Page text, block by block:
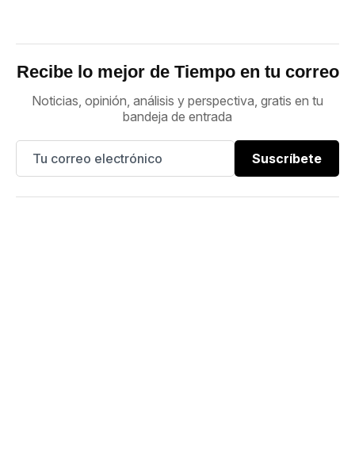
Recibe lo mejor de Tiempo en tu correo
Noticias, opinión, análisis y perspectiva, gratis en tu
bandeja de entrada
Suscríbete